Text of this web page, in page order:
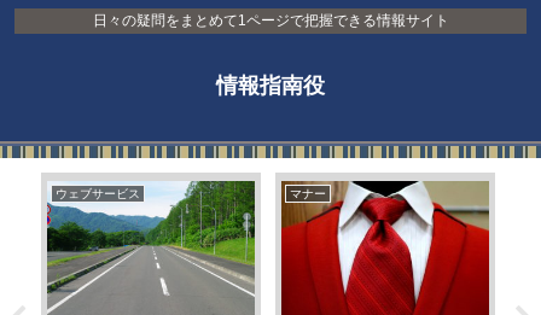
日々の疑問をまとめて1ページで把握できる情報サイト
情報指南役
ウェブサービス マナー